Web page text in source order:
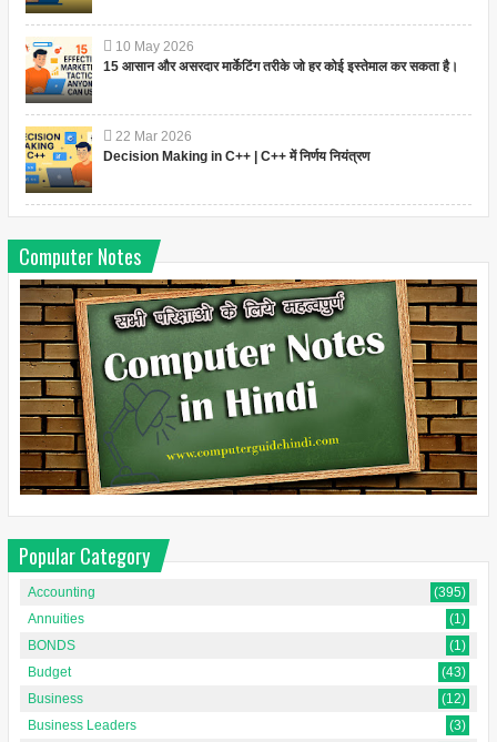
10 May 2026
15 आसान और असरदार मार्केटिंग तरीके जो हर कोई इस्तेमाल कर सकता है।
22 Mar 2026
Decision Making in C++ | C++ में निर्णय नियंत्रण
Computer Notes
Popular Category
Accounting
(395)
Annuities
(1)
BONDS
(1)
Budget
(43)
Business
(12)
Business Leaders
(3)